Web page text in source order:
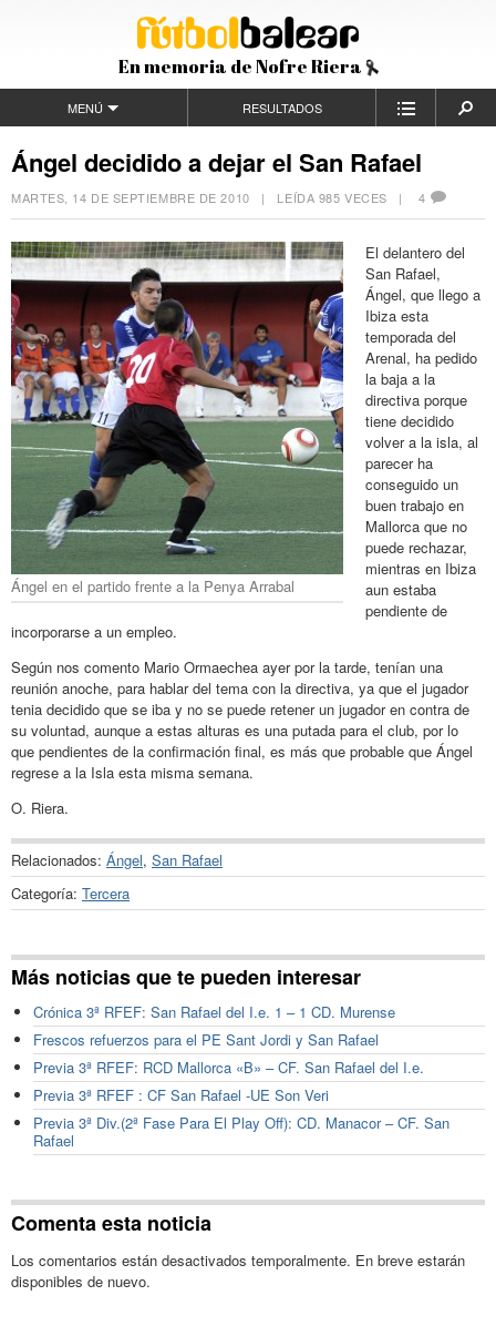
En memoria de Nofre Riera
MENÚ RESULTADOS
Ángel decidido a dejar el San Rafael
MARTES, 14 DE SEPTIEMBRE DE 2010 | LEÍDA 985 VECES |4
Ángel en el partido frente a la Penya Arrabal
El delantero del
San Rafael,
Ángel, que llego a
Ibiza esta
temporada del
Arenal, ha pedido
la baja a la
directiva porque
tiene decidido
volver a la isla, al
parecer ha
conseguido un
buen trabajo en
Mallorca que no
puede rechazar,
mientras en Ibiza
aun estaba
pendiente de
incorporarse a un empleo.
Según nos comento Mario Ormaechea ayer por la tarde, tenían una
reunión anoche, para hablar del tema con la directiva, ya que el jugador
tenia decidido que se iba y no se puede retener un jugador en contra de
su voluntad, aunque a estas alturas es una putada para el club, por lo
que pendientes de la confirmación final, es más que probable que Ángel
regrese a la Isla esta misma semana.
O. Riera.
Relacionados: Ángel, San Rafael
Categoría: Tercera
Más noticias que te pueden interesar
Crónica 3ª RFEF: San Rafael del I.e. 1 – 1 CD. Murense
Frescos refuerzos para el PE Sant Jordi y San Rafael
Previa 3ª RFEF: RCD Mallorca «B» – CF. San Rafael del I.e.
Previa 3ª RFEF : CF San Rafael -UE Son Veri
Previa 3ª Div.(2ª Fase Para El Play Off): CD. Manacor – CF. San
Rafael
Comenta esta noticia
Los comentarios están desactivados temporalmente. En breve estarán
disponibles de nuevo.